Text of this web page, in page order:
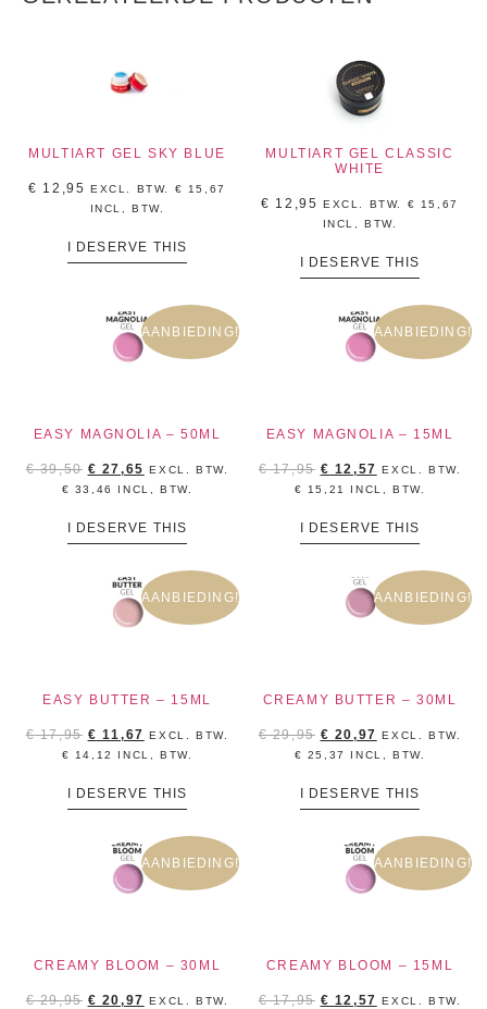
MULTIART GEL SKY BLUE
€ 12,95 EXCL. BTW. €
15,67
INCL, BTW.
I DESERVE THIS
MULTIART GEL CLASSIC
WHITE
€ 12,95 EXCL. BTW. €
15,67
INCL, BTW.
I DESERVE THIS
AANBIEDING!
EASY MAGNOLIA – 50ML
€39,50 € 27,65 EXCL. BTW.
€ 33,46 INCL, BTW.
I DESERVE THIS
AANBIEDING!
EASY MAGNOLIA – 15ML
€17,95 € 12,57 EXCL. BTW.
€
15,21 INCL, BTW.
I DESERVE THIS
AANBIEDING!
EASY BUTTER – 15ML
€17,95 € 11,67 EXCL. BTW.
€
14,12 INCL, BTW.
I DESERVE THIS
AANBIEDING!
CREAMY BUTTER – 30ML
€29,95 € 20,97 EXCL. BTW.
€ 25,37 INCL, BTW.
I DESERVE THIS
AANBIEDING!
CREAMY BLOOM – 30ML
€29,95 € 20,97 EXCL. BTW.
AANBIEDING!
CREAMY BLOOM – 15ML
€17,95 € 12,57 EXCL. BTW.